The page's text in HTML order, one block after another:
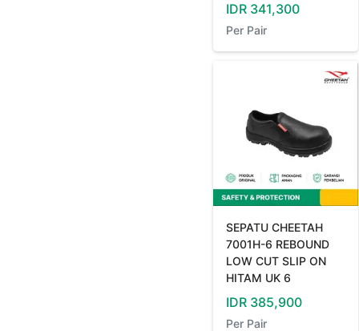
IDR 341,300
Per Pair
SEPATU CHEETAH
7001H-6 REBOUND
LOW CUT SLIP ON
HITAM UK 6
IDR 385,900
Per Pair